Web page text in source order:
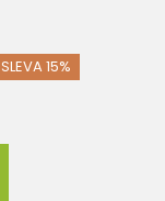
SLEVA 15%